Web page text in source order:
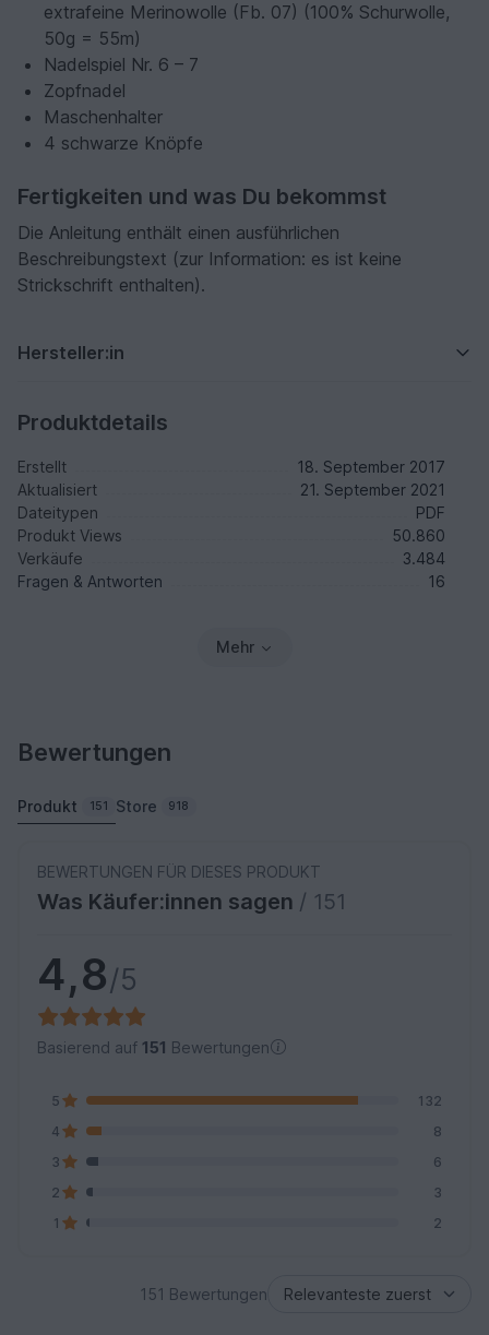
extrafeine Merinowolle (Fb. 07) (100% Schurwolle,
50g = 55m)
Nadelspiel Nr. 6 – 7
Zopfnadel
Maschenhalter
4 schwarze Knöpfe
Fertigkeiten und was Du bekommst
Die Anleitung enthält einen ausführlichen
Beschreibungstext (zur Information: es ist keine
Strickschrift enthalten).
Hersteller:in
Produktdetails
Erstellt
18. September 2017
Aktualisiert
21. September 2021
Dateitypen
PDF
Produkt Views
50.860
Verkäufe
3.484
Fragen & Antworten
16
Mehr
Bewertungen
Produkt 151 Store 918
BEWERTUNGEN FÜR DIESES PRODUKT
Was Käufer:innen sagen / 151
4,8/5
Basierend auf 151 Bewertungen
5
132
4
8
3
6
2
3
1
2
151 Bewertungen